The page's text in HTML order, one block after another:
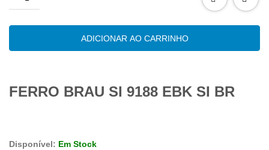
BR
ADICIONAR AO CARRINHO
FERRO BRAU SI 9188 EBK SI BR
Disponível: Em Stock